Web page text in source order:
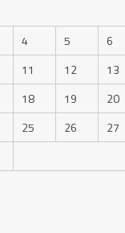
4 5 6
11 12 13
18 19 20
25 26 27